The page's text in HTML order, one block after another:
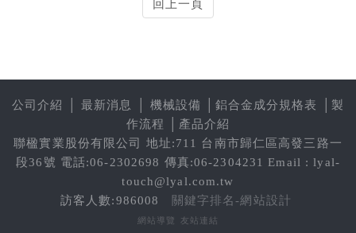
回上一頁
公司介紹 最新消息 機械設備 鋁合金成分規格表
製
作流程
產品介紹
聯楹實業股份有限公司 地址:711 台南市歸仁區高發三路一
段36號 電話:06-2302698 傳真:06-2304231 Email : lyal-
touch@lyal.com.tw
訪客人數:986008
關鍵字排名-網站設計
網站導覽 友站連結